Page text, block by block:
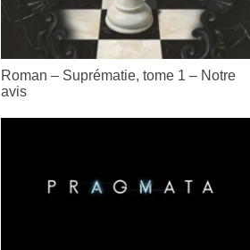
Roman – Suprématie, tome 1 – Notre
avis